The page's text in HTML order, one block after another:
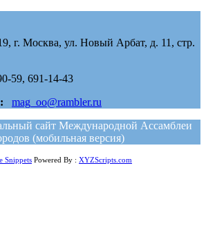
г. Москва, ул. Новый Арбат, д. 11, стр.
59, 691-14-43
mag_oo@rambler.ru
сайт Международной Ассамблеи
(мобильная версия)
Snippets Powered By : XYZScripts.com